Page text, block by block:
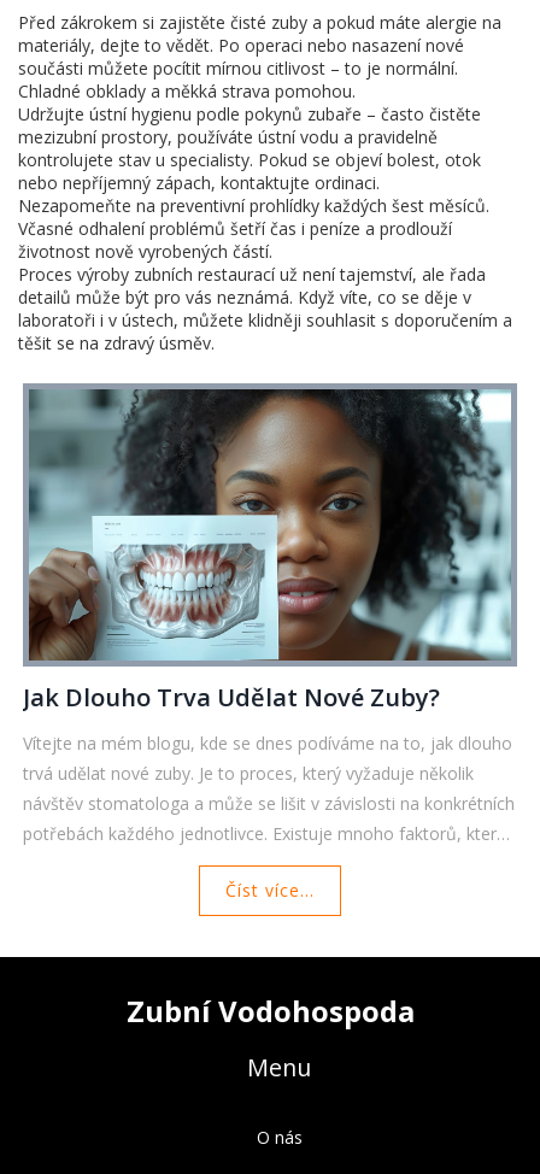
Před zákrokem si zajistěte čisté zuby a pokud máte alergie na
materiály, dejte to vědět. Po operaci nebo nasazení nové
součásti můžete pocítit mírnou citlivost – to je normální.
Chladné obklady a měkká strava pomohou.
Udržujte ústní hygienu podle pokynů zubaře – často čistěte
mezizubní prostory, používáte ústní vodu a pravidelně
kontrolujete stav u specialisty. Pokud se objeví bolest, otok
nebo nepříjemný zápach, kontaktujte ordinaci.
Nezapomeňte na preventivní prohlídky každých šest měsíců.
Včasné odhalení problémů šetří čas i peníze a prodlouží
životnost nově vyrobených částí.
Proces výroby zubních restaurací už není tajemství, ale řada
detailů může být pro vás neznámá. Když víte, co se děje v
laboratoři i v ústech, můžete klidněji souhlasit s doporučením a
těšit se na zdravý úsměv.
Jak Dlouho Trva Udělat Nové Zuby?
Vítejte na mém blogu, kde se dnes podíváme na to, jak dlouho
trvá udělat nové zuby. Je to proces, který vyžaduje několik
návštěv stomatologa a může se lišit v závislosti na konkrétních
potřebách každého jednotlivce. Existuje mnoho faktorů, které
mohou ovlivnit dobu výroby zubů a my se na ně podívejí
podrobně. Připojte se k nám a zjistěte více o tomto
Číst více...
Zubní Vodohospoda
Menu
O nás